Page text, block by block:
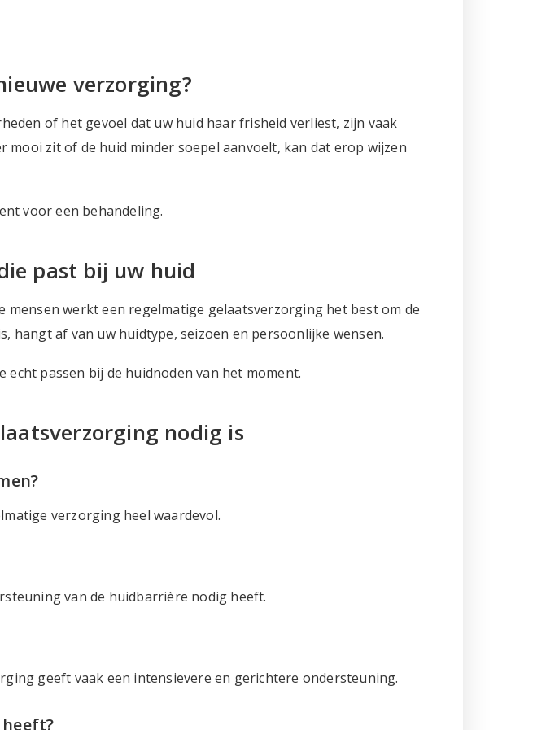
verzorging?
of het gevoel dat uw huid haar frisheid verliest, zijn vaak
zit of de huid minder soepel aanvoelt, kan dat erop wijzen
voor een behandeling.
past bij uw huid
mensen werkt een regelmatige gelaatsverzorging het best om de
hangt af van uw huidtype, seizoen en persoonlijke wensen.
passen bij de huidnoden van het moment.
nodig is
verzorging heel waardevol.
van de huidbarrière nodig heeft.
geeft vaak een intensievere en gerichtere ondersteuning.